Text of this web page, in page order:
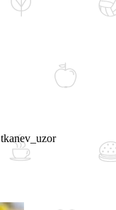
tkanev_uzor